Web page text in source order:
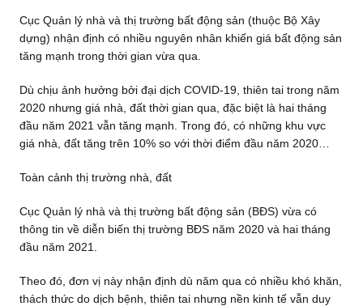
Cục Quản lý nhà và thị trường bất động sản (thuộc Bộ Xây
dựng) nhận định có nhiều nguyên nhân khiến giá bất động sản
tăng mạnh trong thời gian vừa qua.
Dù chịu ảnh hưởng bởi đại dịch COVID-19, thiên tai trong năm
2020 nhưng giá nhà, đất thời gian qua, đặc biệt là hai tháng
đầu năm 2021 vẫn tăng mạnh. Trong đó, có những khu vực
giá nhà, đất tăng trên 10% so với thời điểm đầu năm 2020…
Toàn cảnh thị trường nhà, đất
Cục Quản lý nhà và thị trường bất động sản (BĐS) vừa có
thông tin về diễn biến thị trường BĐS năm 2020 và hai tháng
đầu năm 2021.
Theo đó, đơn vị này nhận định dù năm qua có nhiều khó khăn,
thách thức do dịch bệnh, thiên tai nhưng nền kinh tế vẫn duy